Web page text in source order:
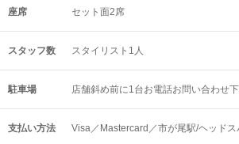
座席 セット面2席
スタッフ数 スタイリスト1人
駐車場 店舗斜め前に1台お電話お問い合わせ
支払い方法 Visa／Mastercard／市が尾駅/ヘッドス